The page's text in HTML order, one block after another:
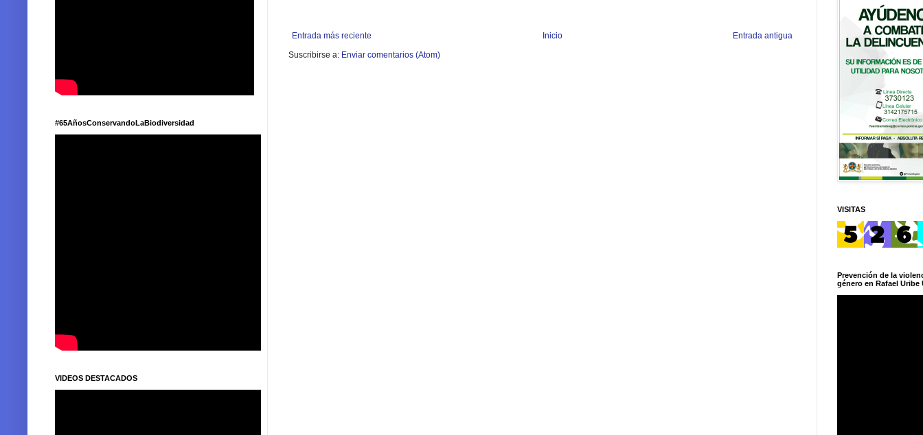
Entrada más reciente Entrada antigua
Inicio
Suscribirse a: Enviar comentarios (Atom)
#65AñosConservandoLaBiodiversidad
VIDEOS DESTACADOS
VISITAS
Prevención de la
género en Rafael Uribe